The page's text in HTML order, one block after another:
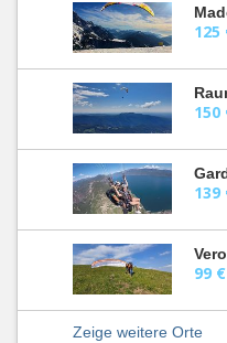
125
150
139
99 €
Zeige weitere Orte